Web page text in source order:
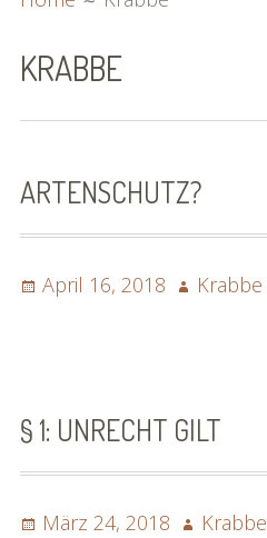
MENU
Bilder (vorher)
Mit Musik
(Appell)
Impressum
Datenschutzbestimmun
Datenschutzbestimmung
en
KRABBE
ARTENSCHUTZ?
Posted
April 16, 2018 Author
Krabbe
§ 1: UNRECHT GILT
Posted
März 24, 2018 Author
Krabbe